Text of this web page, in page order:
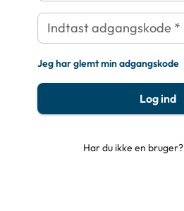
Indtast adgangskode *
Jeg har glemt min adgangskode
Log ind
Har du ikke en bruger?